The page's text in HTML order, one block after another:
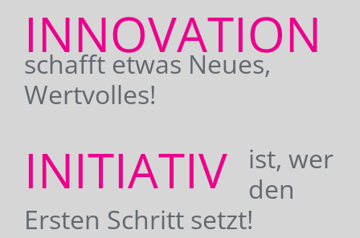
INNOVATION
schafft etwas Neues,
Wertvolles!
INITIATIV
ist, wer
den
Ersten Schritt setzt!